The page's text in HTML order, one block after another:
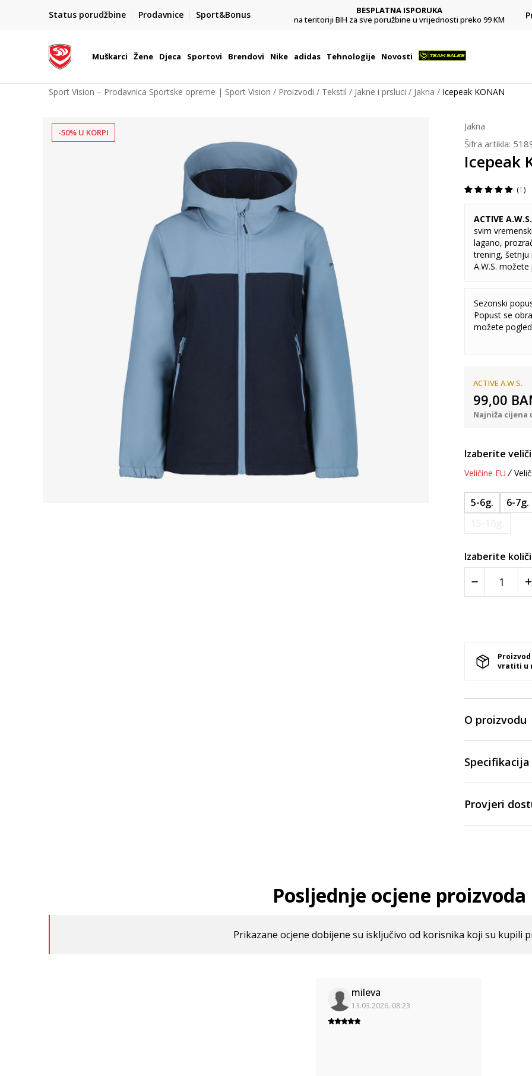
Status porudžbine Prodavnice Sport&Bonus
POZOVITE NAS NA : 055/490-400
Pon-Pet od 9h - 16h
BESPLATNA ISPORUKA
na teritoriji BIH za sve poružbine u vrijednosti preko 99 KM
Muškarci Žene Djeca Sportovi Brendovi Nike adidas Tehnologije Novosti
Sport Vision – Prodavnica Sportske opreme | Sport Vision Proizvodi Tekstil Jakne i prsluci Jakna Icepeak KONAN
-50% U KORPI
Jakna
Šifra artikla:
Icepeak
1
ACTIVE A.W.S.
svim
lagano,
trening, šetnju
A.W.S.
Sezonski
Popust se
možete
ACTIVE A.W.S.
99,00
Najniža cijena
Izaberite
Veličine EU
5-6g. 6-7g.
Izaberite
vratiti u
O proizvodu
Specifikacija
Provjeri
Posljednje ocjene proizvoda
Prikazane ocjene dobijene su isključivo od korisnika koji su kupili
mileva
13.03.2026. 08:23